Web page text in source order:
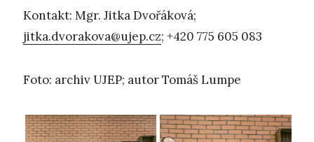
Kontakt: Mgr. Jitka Dvořáková;
jitka.dvorakova@ujep.cz; +420 775 605 083
Foto: archiv UJEP; autor Tomáš Lumpe